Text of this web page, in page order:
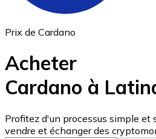
USD Coin
USDC
Prix de Cardano
Acheter
Cardano à
Profitez d'un processus simple et
vendre et échanger des